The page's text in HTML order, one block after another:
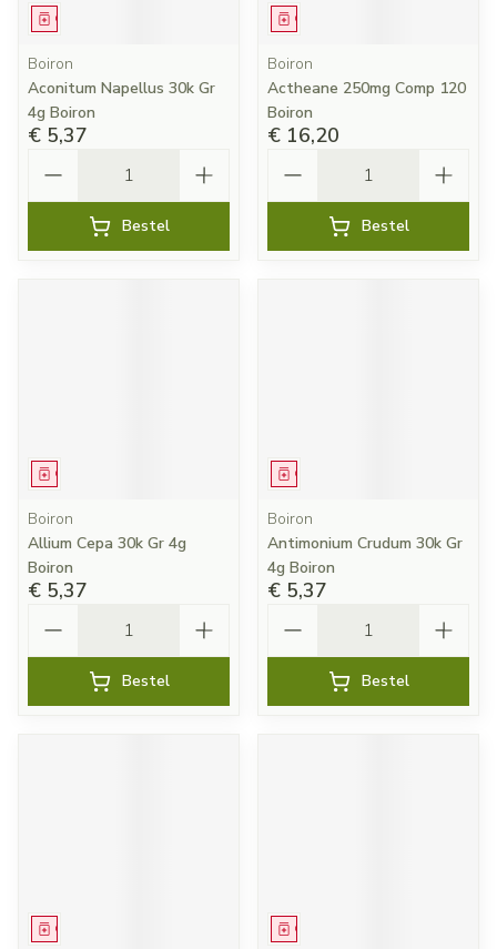
Geneesmiddel
Boiron
Aconitum Napellus 30k Gr
4g Boiron
€ 5,37
Bestel
Geneesmiddel
Boiron
Actheane 250mg Comp 120
Boiron
€ 16,20
Bestel
Geneesmiddel
Boiron
Allium Cepa 30k Gr 4g
Boiron
€ 5,37
Bestel
Geneesmiddel
Boiron
Antimonium Crudum 30k Gr
4g Boiron
€ 5,37
Bestel
Geneesmiddel Geneesmiddel